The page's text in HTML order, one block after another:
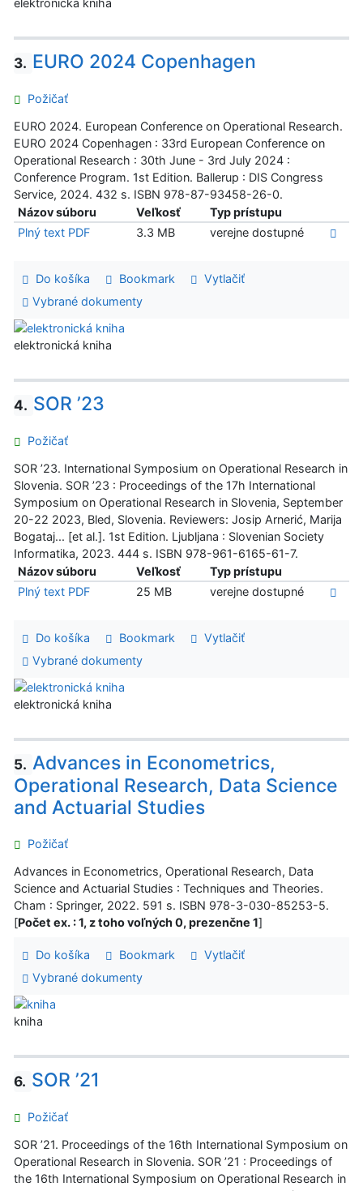
elektronická kniha
3. EURO 2024 Copenhagen
Požičať
EURO 2024. European Conference on Operational Research.
EURO 2024 Copenhagen : 33rd European Conference on
Operational Research : 30th June - 3rd July 2024 :
Conference Program. 1st Edition. Ballerup : DIS Congress
Service, 2024. 432 s. ISBN 978-87-93458-26-0.
Názov súboru
Veľkosť
Typ prístupu
Plný text PDF
3.3 MB verejne dostupné
Do košíka Bookmark
Vytlačiť
Vybrané dokumenty
elektronická kniha
4. SOR ’23
Požičať
SOR ’23. International Symposium on Operational Research in
Slovenia. SOR ’23 : Proceedings of the 17h International
Symposium on Operational Research in Slovenia, September
20-22 2023, Bled, Slovenia. Reviewers: Josip Arnerić, Marija
Bogataj... [et al.]. 1st Edition. Ljubljana : Slovenian Society
Informatika, 2023. 444 s. ISBN 978-961-6165-61-7.
Názov súboru
Veľkosť
Typ prístupu
Plný text PDF
25 MB verejne dostupné
Do košíka Bookmark
Vytlačiť
Vybrané dokumenty
elektronická kniha
5. Advances in Econometrics,
Operational Research, Data Science
and Actuarial Studies
Požičať
Advances in Econometrics, Operational Research, Data
Science and Actuarial Studies : Techniques and Theories.
Cham : Springer, 2022. 591 s. ISBN 978-3-030-85253-5.
[Počet ex. : 1, z toho voľných 0, prezenčne 1]
Do košíka Bookmark
Vytlačiť
Vybrané dokumenty
kniha
6. SOR ’21
Požičať
SOR ’21. Proceedings of the 16th International Symposium on
Operational Research in Slovenia. SOR ’21 : Proceedings of
the 16th International Symposium on Operational Research in